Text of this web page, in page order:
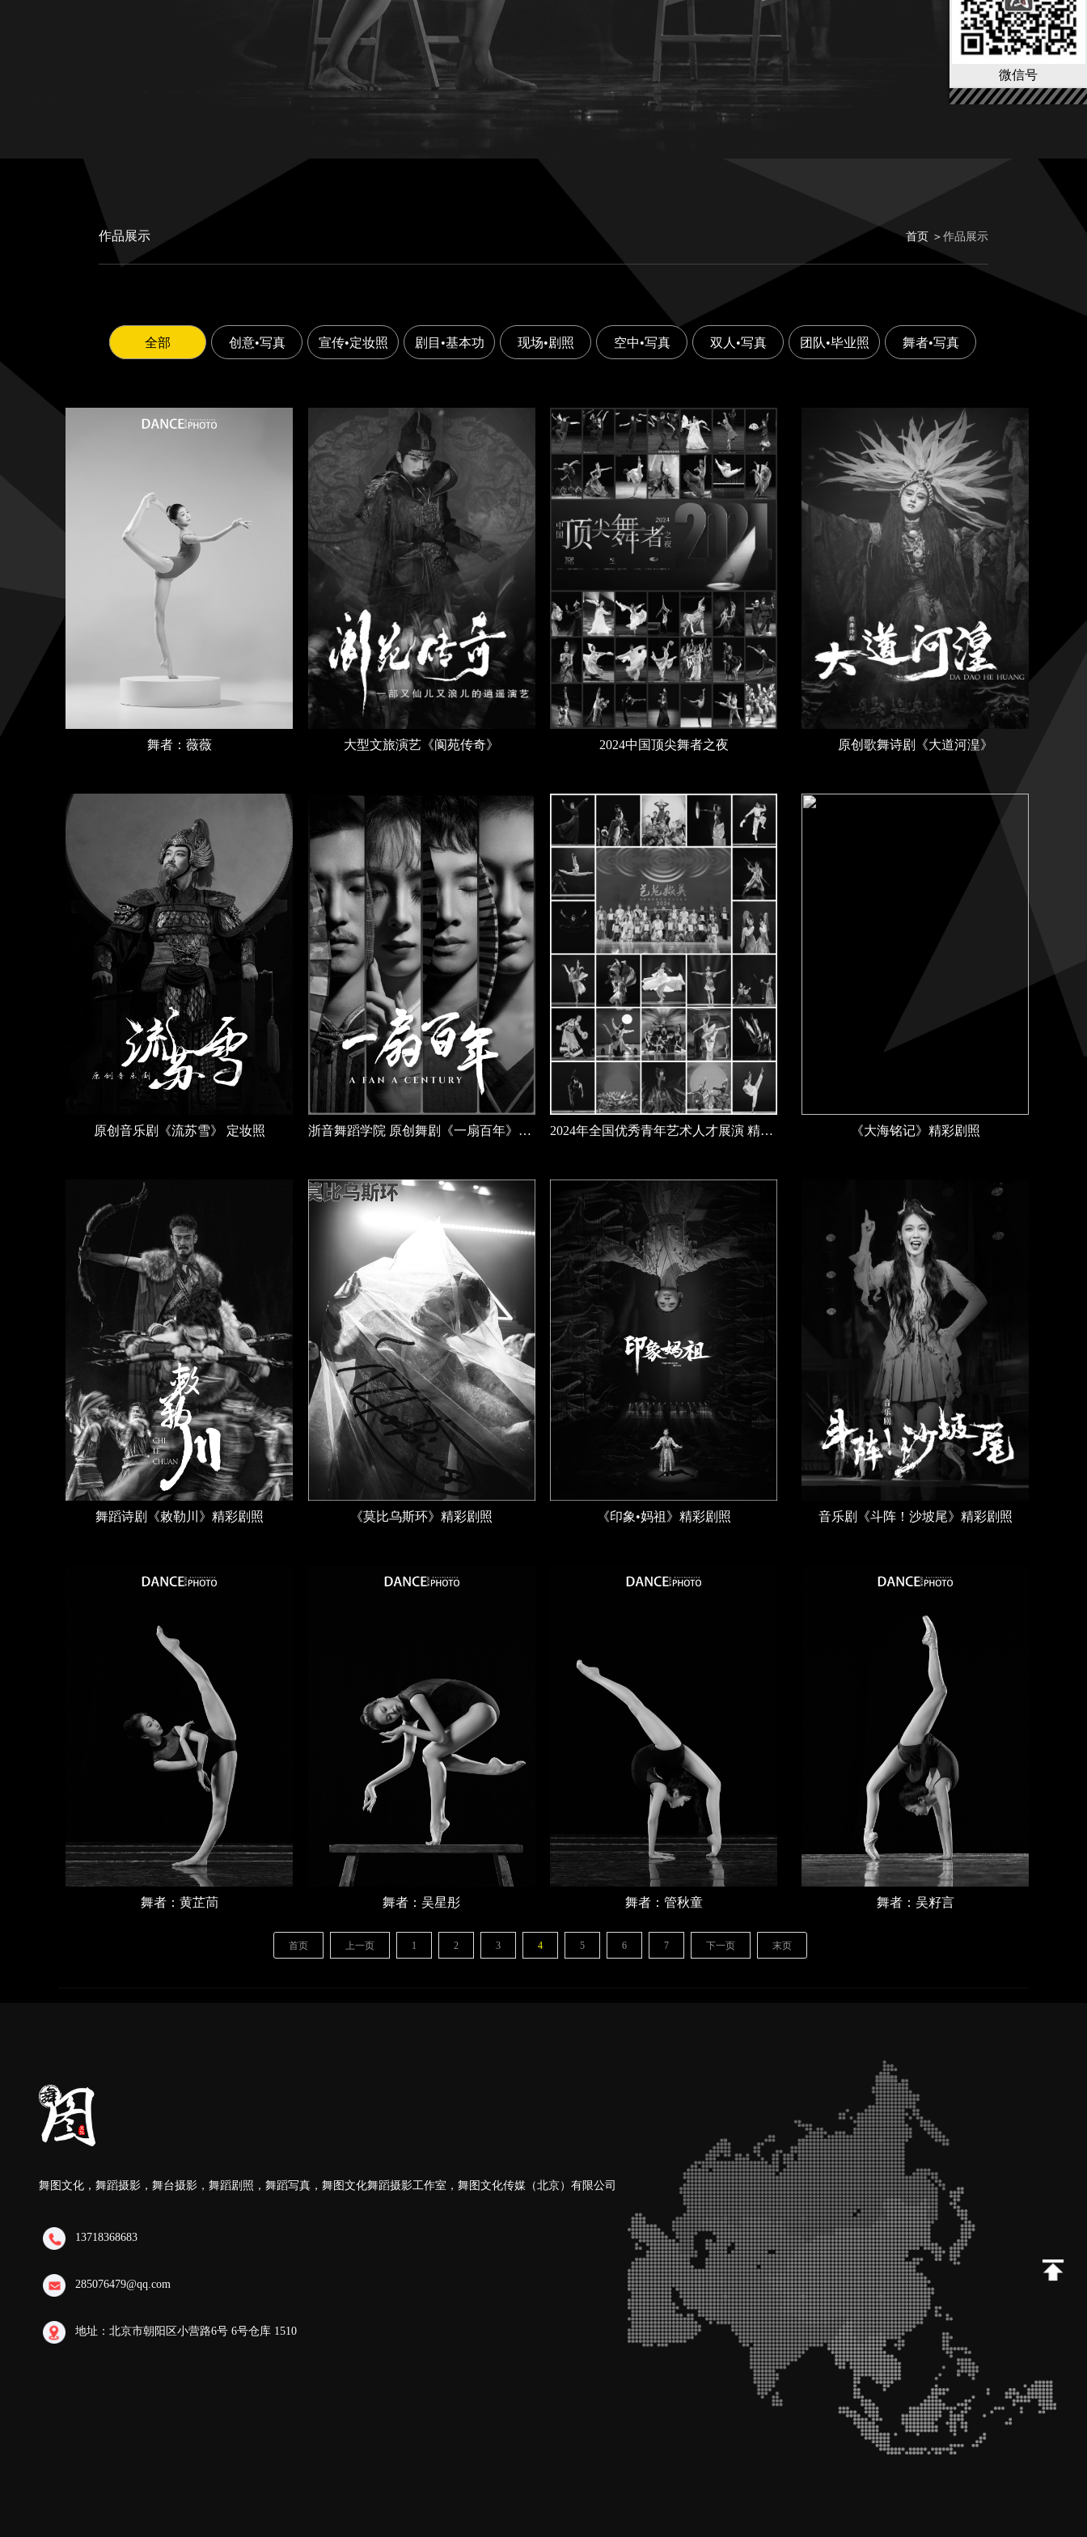
作品展示 作品展示
首页 ＞
全部 创意•写真 宣传•定妆照 剧目•基本功 现场•剧照 空中•写真 双人•写真 团队•毕业照 舞者•写真
舞者：薇薇 大型文旅演艺《阆苑传奇》 2024中国顶尖舞者之夜 原创歌舞诗剧《大道河湟》
原创音乐剧《流苏雪》 定妆照 浙音舞蹈学院 原创舞剧《一扇百年》定妆照 2024年全国优秀青年艺术人才展演 精彩剧照 《大海铭记》精彩剧照
舞蹈诗剧《敕勒川》精彩剧照 《莫比乌斯环》精彩剧照 《印象•妈祖》精彩剧照 音乐剧《斗阵！沙坡尾》精彩剧照
舞者：黄芷茼 舞者：吴星彤 舞者：管秋童 舞者：吴籽言
首页 上一页 1 2 3 4 5 6 7 下一页 末页
舞图文化，舞蹈摄影，舞台摄影，舞蹈剧照，舞蹈写真，舞图文化舞蹈摄影工作室，舞图文化传媒（北京）有限公司
13718368683
285076479@qq.com
地址：北京市朝阳区小营路6号 6号仓库 1510
微信号